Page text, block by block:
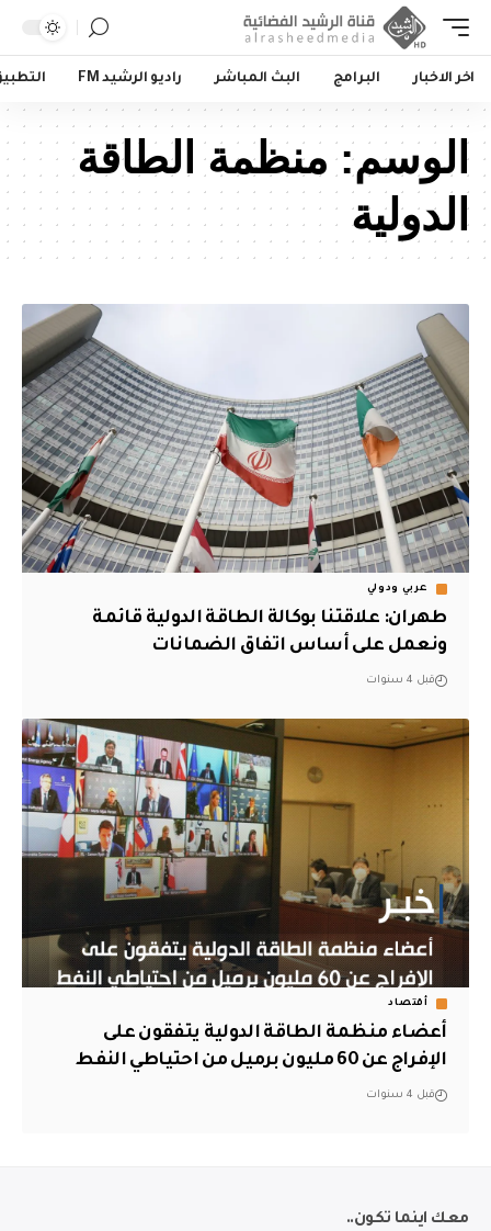
اخر الاخبار البرامج البث المباشر راديو الرشيد FM
الوسم:منظمة الطاقة
الدولية
عربي ودولي
طهران: علاقتنا بوكالة الطاقة الدولية قائمة
ونعمل على أساس اتفاق الضمانات
قبل 4 سنوات
أقتصاد
أعضاء منظمة الطاقة الدولية يتفقون على
الإفراج عن 60 مليون برميل من احتياطي النفط
قبل 4 سنوات
معك اينما تكون..